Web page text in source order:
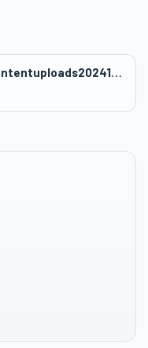
wwwasbanc_418publicwp-contentuploads202412CS-UA3-S7-BANCOS-SESION-JUNIO-3-FREDY-SALAS.docx